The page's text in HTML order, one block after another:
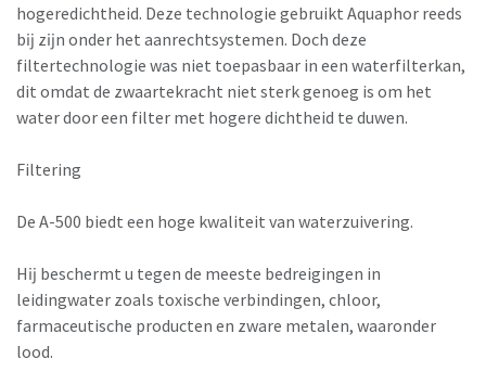
hogeredichtheid. Deze technologie gebruikt Aquaphor reeds
bĳ zĳn onder het aanrechtsystemen. Doch deze
filtertechnologie was niet toepasbaar in een waterfilterkan,
dit omdat de zwaartekracht niet sterk genoeg is om het
water door een filter met hogere dichtheid te duwen.
Filtering
De A-500 biedt een hoge kwaliteit van waterzuivering.
Hĳ beschermt u tegen de meeste bedreigingen in
leidingwater zoals toxische verbindingen, chloor,
farmaceutische producten en zware metalen, waaronder
lood.